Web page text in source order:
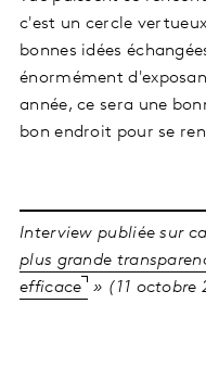
c'est un cercle
bonnes idées
énormément
année, ce sera une
bon endroit pour se
Interview publiée sur
plus grande
efficace
» (11 octobre